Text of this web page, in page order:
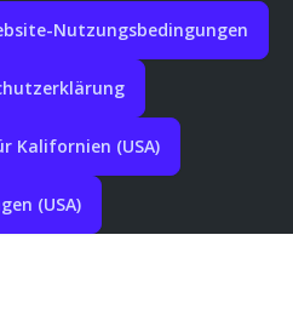
Nutzungsbedingungen
Kalifornien (USA)
(USA)